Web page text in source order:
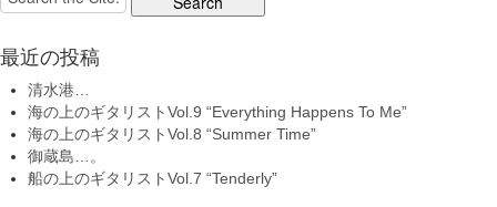
for:
最近の投稿
清水港…
海の上のギタリストVol.9 “Everything Happens To Me”
海の上のギタリストVol.8 “Summer Time”
御蔵島…。
船の上のギタリストVol.7 “Tenderly”